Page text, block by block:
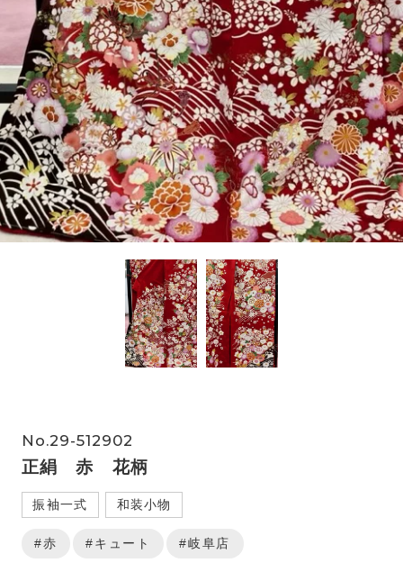
No.29-512902
正絹 赤 花柄
振袖一式 和装小物
#赤 #キュート #岐阜店